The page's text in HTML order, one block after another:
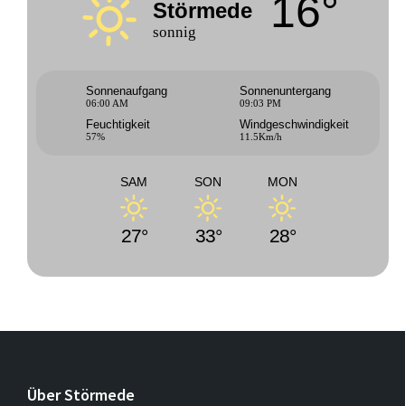
Störmede
sonnig 16°
Sonnenaufgang
06:00 AM
Sonnenuntergang
09:03 PM
Feuchtigkeit
57%
Windgeschwindigkeit
11.5Km/h
SAM
27°
SON
33°
MON
28°
Über Störmede